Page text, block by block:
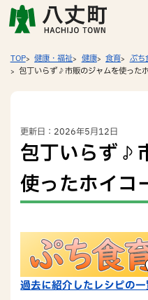
TOP 健康・福祉 健康 食育
ぷち
包丁いらず♪市販のジャムを使った
更新日：2026年5月12日
包丁いらず♪
使ったホイコ
過去に紹介したレシピの